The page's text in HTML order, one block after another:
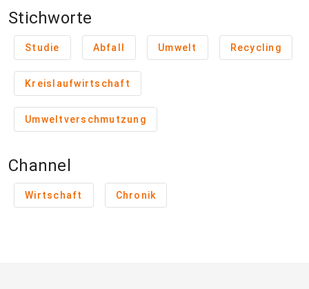
Stichworte
Studie Abfall Umwelt Recycling
Kreislaufwirtschaft
Umweltverschmutzung
Channel
Wirtschaft Chronik